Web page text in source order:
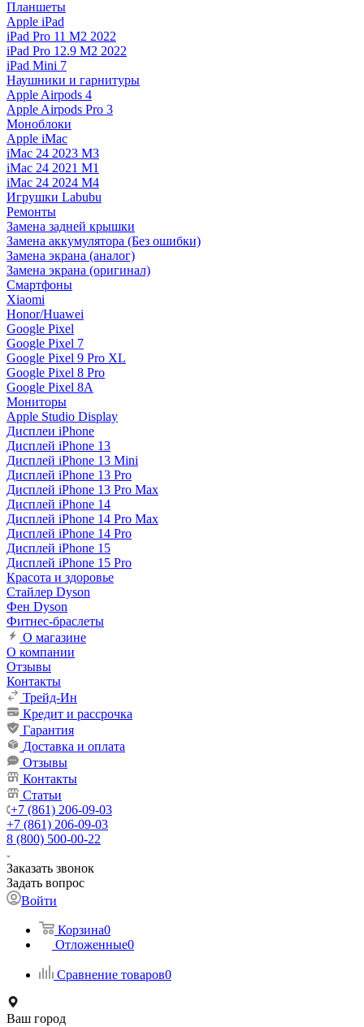
Планшеты
Apple iPad
iPad Pro 11 M2 2022
iPad Pro 12.9 M2 2022
iPad Mini 7
Наушники и гарнитуры
Apple Airpods 4
Apple Airpods Pro 3
Моноблоки
Apple iMac
iMac 24 2023 M3
iMac 24 2021 M1
iMac 24 2024 M4
Игрушки Labubu
Ремонты
Замена задней крышки
Замена аккумулятора (Без ошибки)
Замена экрана (аналог)
Замена экрана (оригинал)
Смартфоны
Xiaomi
Honor/Huawei
Google Pixel
Google Pixel 7
Google Pixel 9 Pro XL
Google Pixel 8 Pro
Google Pixel 8A
Мониторы
Apple Studio Display
Дисплеи iPhone
Дисплей iPhone 13
Дисплей iPhone 13 Mini
Дисплей iPhone 13 Pro
Дисплей iPhone 13 Pro Max
Дисплей iPhone 14
Дисплей iPhone 14 Pro Max
Дисплей iPhone 14 Pro
Дисплей iPhone 15
Дисплей iPhone 15 Pro
Красота и здоровье
Стайлер Dyson
Фен Dyson
Фитнес-браслеты
О магазине
О компании
Отзывы
Контакты
Трейд-Ин
Кредит и рассрочка
Гарантия
Доставка и оплата
Отзывы
Контакты
Статьи
+7 (861) 206-09-03
+7 (861) 206-09-03
8 (800) 500-00-22
Заказать звонок
Задать вопрос
Войти
Корзина0
Отложенные0
Сравнение товаров0
Ваш город